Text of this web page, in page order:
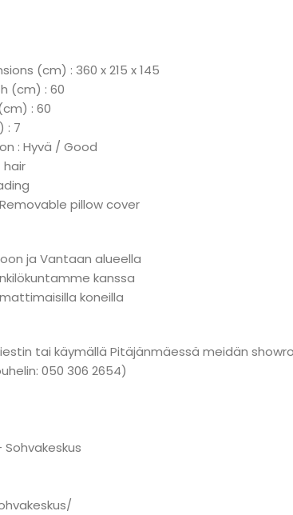
(cm) : 360 x 215 x 145
(cm) : 60
: 60
: 7
: Hyvä / Good
hair
pillow cover
ja Vantaan alueella
kanssa
koneilla
tai käymällä Pitäjänmäessä meidän
050 306 2654)
Sohvakeskus